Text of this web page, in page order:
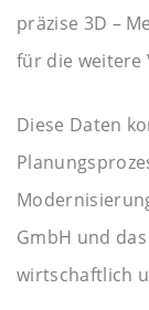
präzise 3D –
für die weitere
Diese Daten
GmbH und
wirtschaftlich